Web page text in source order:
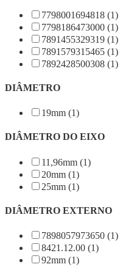
7798001694818 (1)
7798186473000 (1)
7891455329319 (1)
7891579315465 (1)
7892428500308 (1)
DIÂMETRO
19mm (1)
DIÂMETRO DO EIXO
11,96mm (1)
20mm (1)
25mm (1)
DIÂMETRO EXTERNO
7898057973650 (1)
8421.12.00 (1)
92mm (1)